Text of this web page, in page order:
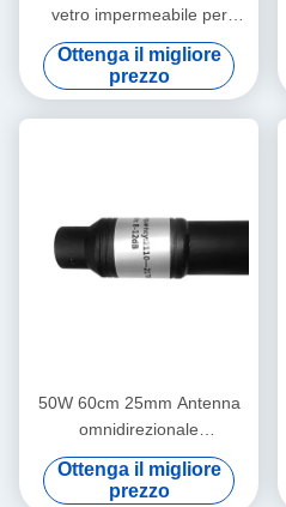
vetro impermeabile per
esterni
Ottenga il migliore
prezzo
50W 60cm 25mm Antenna
omnidirezionale
Trasmissione digitale Anti
UAV impermeabile
Ottenga il migliore
prezzo